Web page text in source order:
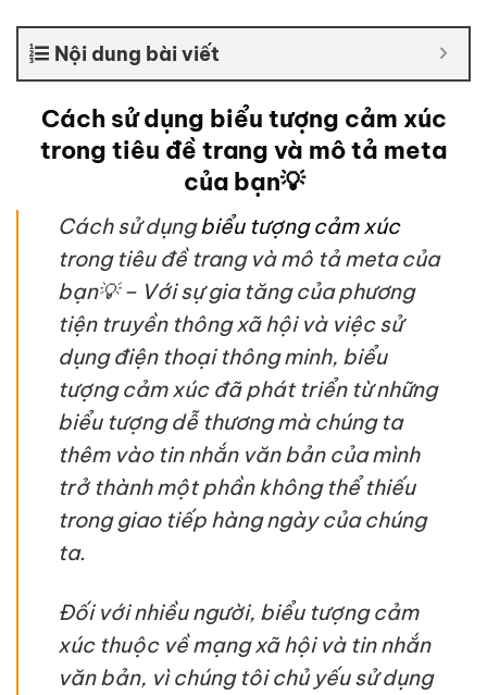
Nội dung bài viết
Cách sử dụng biểu tượng cảm xúc
trong tiêu đề trang và mô tả meta
của bạn💡
Cách sử dụngbiểu tượng cảm xúc
trong tiêu đề trang và mô tả meta của
bạn💡 – Với sự gia tăng của phương
tiện truyền thông xã hội và việc sử
dụng điện thoại thông minh, biểu
tượng cảm xúc đã phát triển từ những
biểu tượng dễ thương mà chúng ta
thêm vào tin nhắn văn bản của mình
trở thành một phần không thể thiếu
trong giao tiếp hàng ngày của chúng
ta.
Đối với nhiều người, biểu tượng cảm
xúc thuộc về mạng xã hội và tin nhắn
văn bản, vì chúng tôi chủ yếu sử dụng